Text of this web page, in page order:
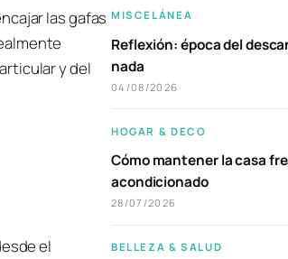
las gafas
y del
el
MISCELÁNEA
Reflexión: época del
nada
04/08/2026
HOGAR & DECO
Cómo mantener la casa
acondicionado
28/07/2026
BELLEZA & SALUD